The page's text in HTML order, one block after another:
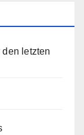
letzten